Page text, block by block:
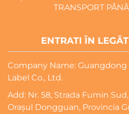
TRANSPORT
ENTRATI ÎN
Company Name:
Label Co., Ltd.
Add: Nr. 58, Strada Fumin
Orașul Dongguan, Provincia